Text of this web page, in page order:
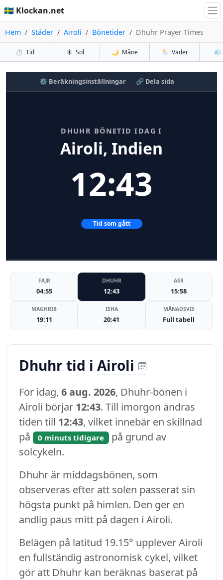
🇸🇪 Klockan.net
Hem Städer Airoli Bönetider Dhuhr Prayer Times
⏱️ Tid ☀️ Sol 🌙 Måne 🌦️ Väder 💨
⚙️ Beräkningsinställningar 🔗 Dela sida
DHUHR BÖNETID IDAG I
Airoli, Indien
12:43
Tid som gått
FAJR
04:55
DHUHR
12:43
ASR
15:58
MAGHRIB
19:11
ISHA
20:41
MÅNADSVIS
Full tabell
Dhuhr tid i Airoli
För idag, 6 aug. 2026, Dhuhr-bönen i
Airoli börjar 12:43. Till imorgon ändras
tiden till 12:43, vilket innebär en skillnad
på
0 minuts tidigare på grund av
solcykeln.
Dhuhr är middagsbönen, som
observeras efter att solen passerat sin
högsta punkt på himlen. Den ger en
andlig paus mitt på dagen i Airoli.
Belägen på latitud 19.15° upplever Airoli
en fullständig astronomisk cykel, vilket
gör att Dhuhr kan beräknas baserat på